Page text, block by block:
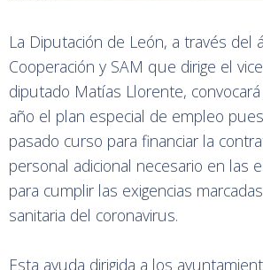
La Diputación de León, a través del
Cooperación y SAM que dirige el
diputado Matías Llorente,
año el plan especial de empleo
pasado curso para financiar la
personal adicional necesario en las
para cumplir las exigencias
sanitaria del coronavirus.
Esta ayuda dirigida a los